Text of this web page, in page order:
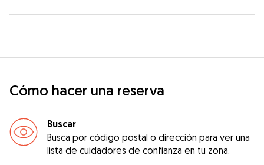
Cómo hacer una reserva
Buscar
Busca por código postal o dirección para ver una
lista de cuidadores de confianza en tu zona.